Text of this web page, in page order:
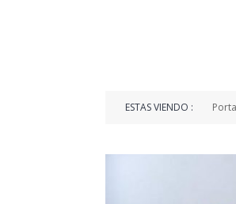
ESTAS VIENDO :